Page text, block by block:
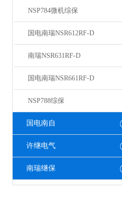
NSP784微机综保
国电南瑞NSR612RF-D
南瑞NSR631RF-D
国电南瑞NSR661RF-D
NSP788综保
国电南自
许继电气
南瑞继保